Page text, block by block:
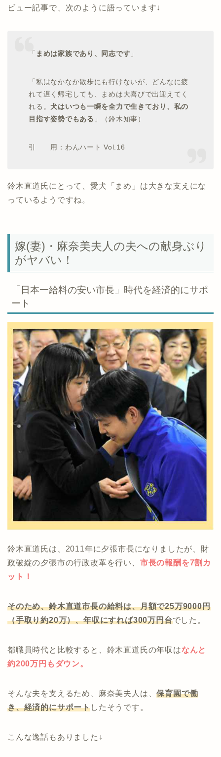
ビュー記事で、次のように語っています↓
「 まめは家族であり、同志です 」
「私はなかなか散歩にも行けないが、どんなに疲
れて遅く帰宅しても、まめは大喜びで出迎えてく
れる。犬はいつも一瞬を全力で生きており、私の
目指す姿勢でもある 」（鈴木知事）
引 用：わんハート Vol.16
鈴木直道氏にとって、愛犬「まめ」は大きな支えにな
っているようですね。
嫁(妻)・麻奈美夫人の夫への献身ぶり
がヤバい！
「日本一給料の安い市長」時代を経済的にサポ
ート
鈴木直道氏は、2011年に夕張市長になりましたが、財
政破綻の夕張市の行政改革を行い、 市長の報酬を7割カ
ット！
そのため、鈴木直道市長の給料は、月額で25万9000円
（手取り約20万）、年収にすれば300万円台でした。
都職員時代と比較すると、鈴木直道氏の年収はなんと
約200万円もダウン。
そんな夫を支えるため、麻奈美夫人は、保育園で働
き、経済的にサポートしたそうです。
こんな逸話もありました↓